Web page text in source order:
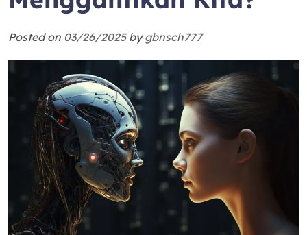
Posted on 03/26/2025bygbnsch777